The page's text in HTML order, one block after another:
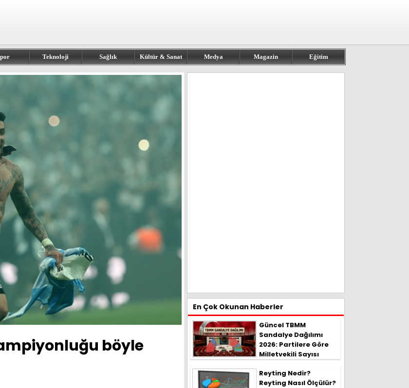
Teknoloji Sağlık Kültür & Sanat Medya Magazin Eğitim
böyle
En Çok Okunan Haberler
Güncel TBMM
Sandalye Dağılımı
2026: Partilere Göre
Milletvekili Sayısı
Reyting Nedir?
Reyting Nasıl Ölçülür?